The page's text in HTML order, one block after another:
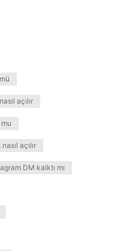
açılır
açılır
DM kalktı mı